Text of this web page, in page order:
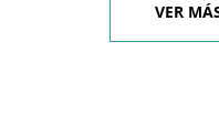
VER